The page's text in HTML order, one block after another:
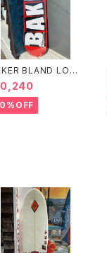
BLAND LOG
DECK 8.0 ベ
ー ブランド ロ
デッキ ピンク 8
チ スケートボード